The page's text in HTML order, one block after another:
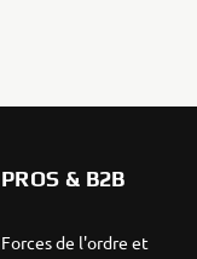
PROS & B2B
Forces de l'ordre et